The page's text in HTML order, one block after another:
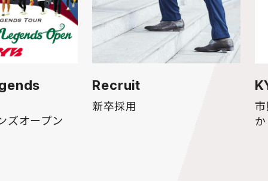
ズオープン
Recruit
新卒採用